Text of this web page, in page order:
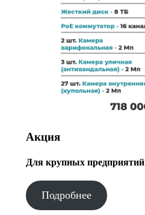
Акция
Для крупных предприятий
Подробнее